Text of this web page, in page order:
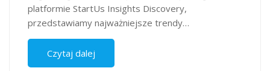
platformie StartUs Insights Discovery,
przedstawiamy najważniejsze trendy…
Czytaj dalej